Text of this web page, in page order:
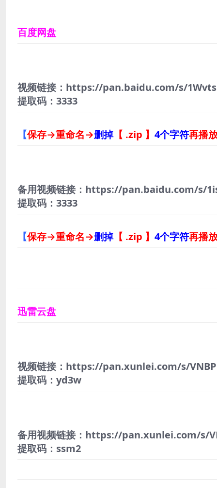
百度网盘
视频链接：https://pan.baidu.com/s/
提取码：3333
【保存→重命名→删掉【 .zip 】 4个字符再播
备用视频链接：https://pan.baidu.com/s/
提取码：3333
【保存→重命名→删掉【 .zip 】 4个字符再播
迅雷云盘
视频链接：https://pan.xunlei.com/s/
提取码：yd3w
备用视频链接：https://pan.xunlei.com/s/
提取码：ssm2